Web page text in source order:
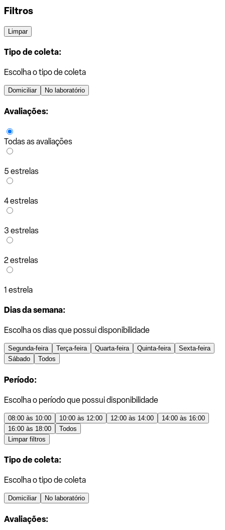
Filtros
Limpar
Tipo de coleta:
Escolha o tipo de coleta
Domiciliar No laboratório
Avaliações:
Todas as avaliações
5 estrelas
4 estrelas
3 estrelas
2 estrelas
1 estrela
Dias da semana:
Escolha os dias que possui disponibilidade
Segunda-feira Terça-feira Quarta-feira Quinta-feira
Sexta-feira
Sábado
Todos
Período:
Escolha o período que possui disponibilidade
08:00 às 10:00 10:00 às 12:00 12:00 às 14:00
14:00 às 16:00
16:00 às 18:00
Todos
Limpar filtros
Tipo de coleta:
Escolha o tipo de coleta
Domiciliar No laboratório
Avaliações: